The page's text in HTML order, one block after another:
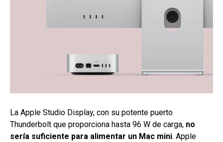
La Apple Studio Display, con su potente puerto
Thunderbolt que proporciona hasta 96 W de carga, no
sería suficiente para alimentar un Mac mini. Apple